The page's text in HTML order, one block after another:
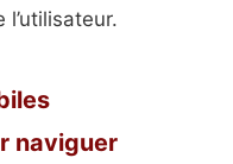
naviguer